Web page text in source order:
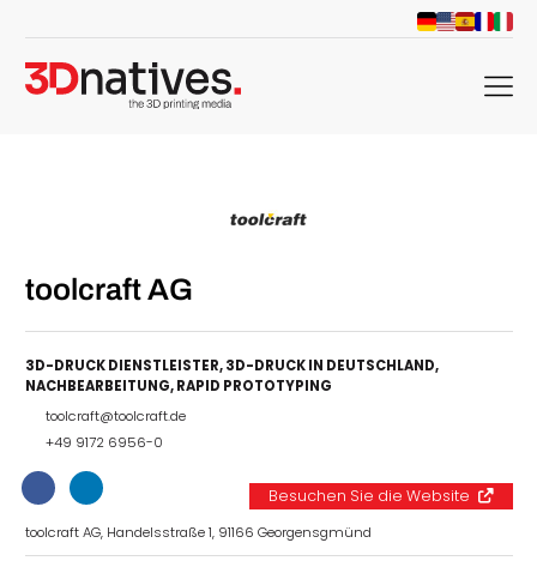
menu
toolcraft AG
3D-DRUCK DIENSTLEISTER,3D-DRUCK IN DEUTSCHLAND,
NACHBEARBEITUNG,RAPID PROTOTYPING
toolcraft@toolcraft.de
+49 9172 6956-0
Besuchen Sie die Website
toolcraft AG, Handelsstraße 1, 91166 Georgensgmünd